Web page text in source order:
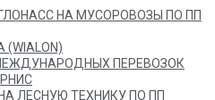
НА МУСОРОВОЗЫ ПО ПП
ПЕРЕВОЗОК
ЛЕСНУЮ ТЕХНИКУ ПО ПП